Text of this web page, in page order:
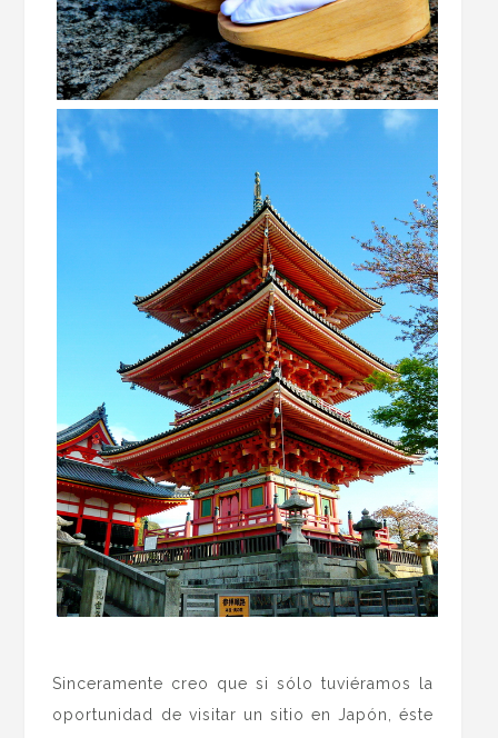
Sinceramente creo que si sólo tuviéramos la
oportunidad de visitar un sitio en Japón, éste